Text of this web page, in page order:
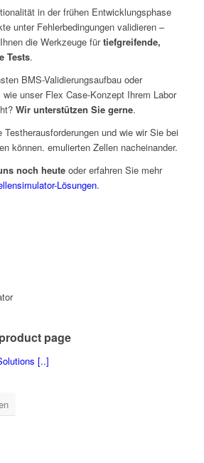
in der frühen Entwicklungsphase
unter Fehlerbedingungen validieren –
die Werkzeuge fürtiefgreifende,
Tests.
BMS-Validierungsaufbau oder
unser Flex Case-Konzept Ihrem Labor
Wir unterstützen Sie gerne.
Testherausforderungen und wie wir Sie bei
können. emulierten Zellen nacheinander.
noch heuteoder erfahren Sie mehr
Lösungen.
page
[..]